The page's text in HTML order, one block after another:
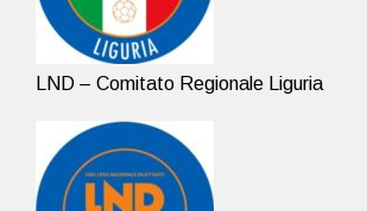
LND – Comitato Regionale Liguria